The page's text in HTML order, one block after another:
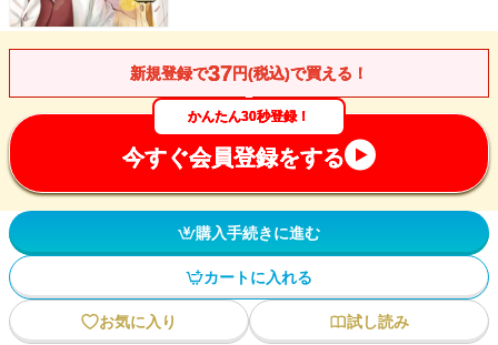
新規登録で37円(税込)で買える！
かんたん30秒登録！
今すぐ会員登録をする
購入手続きに進む
カートに入れる
お気に入り
試し読み